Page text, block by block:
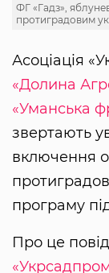
ФГ «Гадз»,
протиградовим
Асоціація
«Долина
«Уманська
звертають
включення
програму
Про це